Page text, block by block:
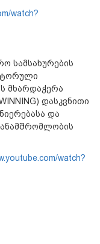
watch?
სამსახურების
მხარდაჭერა
დასკვნითი
და
watch?